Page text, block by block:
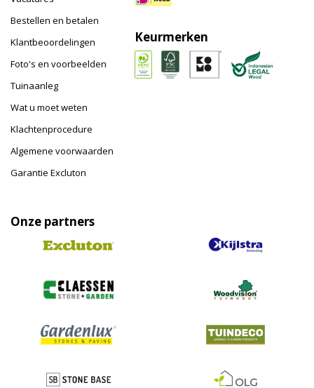
Bestellen en betalen
Klantbeoordelingen
Foto's en voorbeelden
Tuinaanleg
Wat u moet weten
Klachtenprocedure
Algemene voorwaarden
Garantie Excluton
Keurmerken
Onze partners